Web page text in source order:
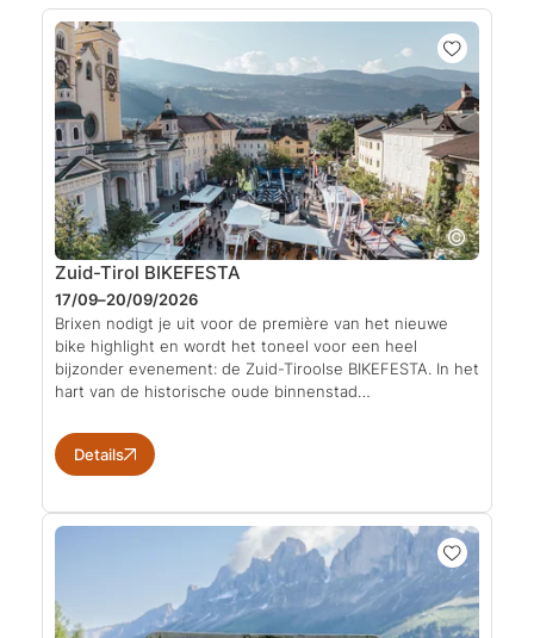
Zuid-Tirol BIKEFESTA
17/09–20/09/2026
Brixen nodigt je uit voor de première van het nieuwe
bike highlight en wordt het toneel voor een heel
bijzonder evenement: de Zuid-Tiroolse BIKEFESTA. In het
hart van de historische oude binnenstad…
Details